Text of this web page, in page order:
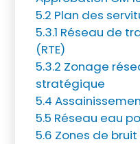
5.2 Plan des
5.3.1 Réseau de
(RTE)
5.3.2 Zonage
stratégique
5.4
5.5 Réseau eau
5.6 Zones de